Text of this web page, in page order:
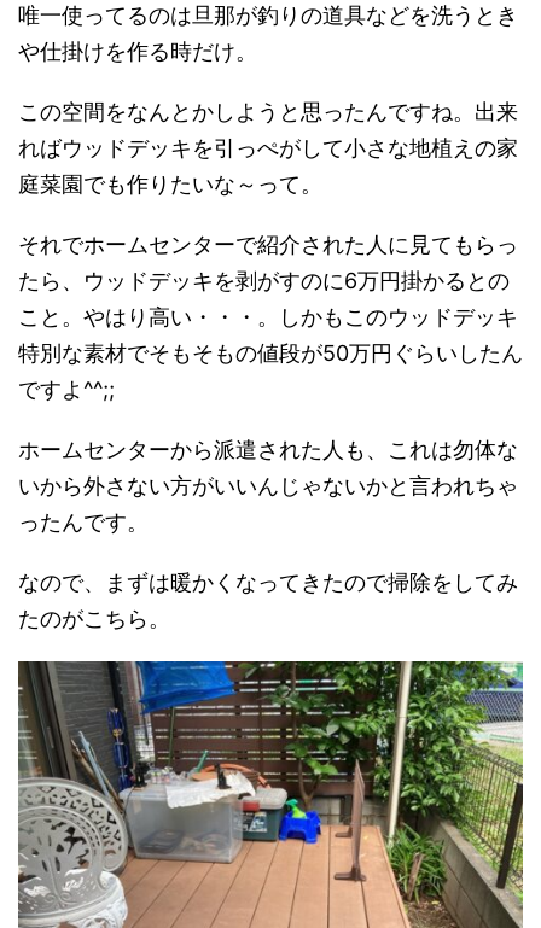
唯一使ってるのは旦那が釣りの道具などを洗うとき
や仕掛けを作る時だけ。
この空間をなんとかしようと思ったんですね。出来
ればウッドデッキを引っぺがして小さな地植えの家
庭菜園でも作りたいな～って。
それでホームセンターで紹介された人に見てもらっ
たら、ウッドデッキを剥がすのに6万円掛かるとの
こと。やはり高い・・・。しかもこのウッドデッキ
特別な素材でそもそもの値段が50万円ぐらいしたん
ですよ^^;;
ホームセンターから派遣された人も、これは勿体な
いから外さない方がいいんじゃないかと言われちゃ
ったんです。
なので、まずは暖かくなってきたので掃除をしてみ
たのがこちら。